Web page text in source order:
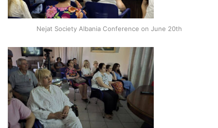
Nejat Society Albania Conference on June 20th